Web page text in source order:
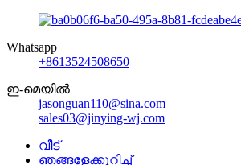
Whatsapp
+8613524508650
ഇ-മെയിൽ
jasonguan110@sina.com
sales03@jinying-wj.com
വീട്
ഞങ്ങളേക്കുറിച്ച്